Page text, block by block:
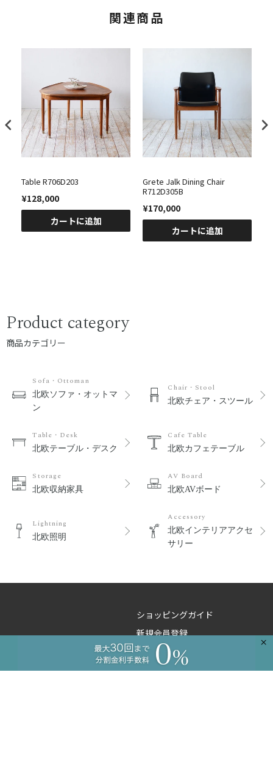
×
関連商品
Table R706D203
¥128,000
カートに追加
Grete Jalk Dining Chair
R712D305B
¥170,000
カートに追加
Product category
商品カテゴリー
Sofa・Ottoman
北欧ソファ・オットマ
ン
Chair・Stool
北欧チェア・スツール
Table・Desk
北欧テーブル・デスク
Cafe Table
北欧カフェテーブル
Storage
北欧収納家具
AV Board
北欧AVボード
Lightning
北欧照明
Accessory
北欧インテリアアクセ
サリー
ショッピングガイド
新規会員登録
よくあるご質問
ご注文のお問い合わせ